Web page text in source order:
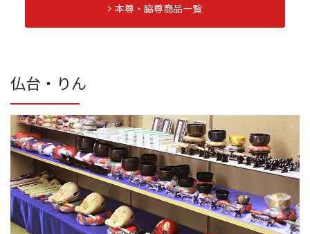
本尊・脇尊商品一覧
仏台・りん